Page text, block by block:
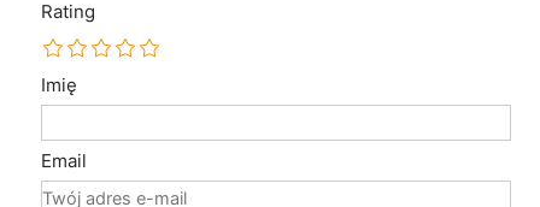
Rating
Imię
Email